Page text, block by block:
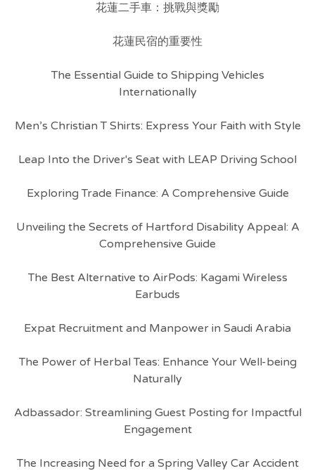
花蓮二手車：挑戰與獎勵
花蓮民宿的重要性
The Essential Guide to Shipping Vehicles
Internationally
Men’s Christian T Shirts: Express Your Faith with Style
Leap Into the Driver's Seat with LEAP Driving School
Exploring Trade Finance: A Comprehensive Guide
Unveiling the Secrets of Hartford Disability Appeal: A
Comprehensive Guide
The Best Alternative to AirPods: Kagami Wireless
Earbuds
Expat Recruitment and Manpower in Saudi Arabia
The Power of Herbal Teas: Enhance Your Well-being
Naturally
Adbassador: Streamlining Guest Posting for Impactful
Engagement
The Increasing Need for a Spring Valley Car Accident